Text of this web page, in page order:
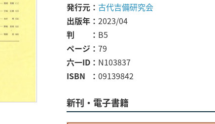
発行元
古代吉備研究会
出版年
2023/04
判
B5
ページ
79
六一ID
N103837
ISBN
09139842
新刊・電子書籍